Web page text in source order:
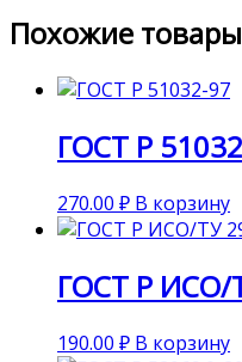
Похожие товары
ГОСТ Р
270.00 ₽ В корзину
ГОСТ Р ИСО/
190.00 ₽ В корзину